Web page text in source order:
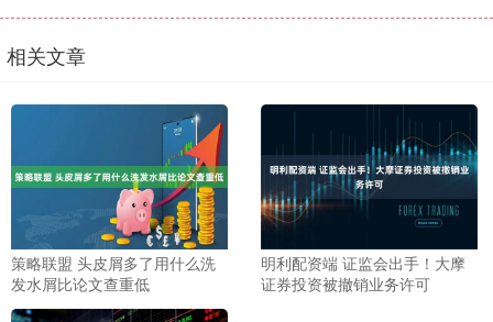
相关文章
策略联盟 头皮屑多了用什么洗
发水屑比论文查重低
明利配资端 证监会出手！大摩
证券投资被撤销业务许可